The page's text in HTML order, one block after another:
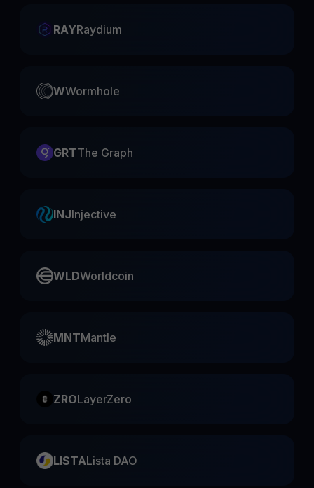
RAYRaydium
WWormhole
GRTThe Graph
INJInjective
WLDWorldcoin
MNTMantle
ZROLayerZero
LISTALista DAO